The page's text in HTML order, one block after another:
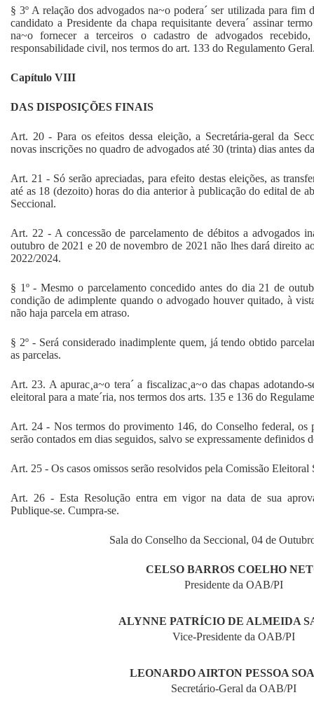
§ 3º A relação dos advogados na~o podera´ ser utilizada para fim
candidato a Presidente da chapa requisitante devera´ assinar
na~o fornecer a terceiros o cadastro de advogados
responsabilidade civil, nos termos do art. 133 do Regulamento
Capítulo VIII
DAS DISPOSIÇÕES FINAIS
Art. 20 - Para os efeitos dessa eleição, a Secretária-geral da
novas inscrições no quadro de advogados até 30 (trinta) dias antes
Art. 21 - Só serão apreciadas, para efeito destas eleições, as
até as 18 (dezoito) horas do dia anterior à publicação do edital de
Seccional.
Art. 22 - A concessão de parcelamento de débitos a advogados
outubro de 2021 e 20 de novembro de 2021 não lhes dará direito
2022/2024.
§ 1º - Mesmo o parcelamento concedido antes do dia 21 de
condição de adimplente quando o advogado houver quitado, à
não haja parcela em atraso.
§ 2º - Será considerado inadimplente quem, já tendo obtido
as parcelas.
Art. 23. A apurac¸a~o tera´ a fiscalizac¸a~o das chapas adotando-
eleitoral para a mate´ria, nos termos dos arts. 135 e 136 do
Art. 24 - Nos termos do provimento 146, do Conselho federal, os
serão contados em dias seguidos, salvo se expressamente definidos
Art. 25 - Os casos omissos serão resolvidos pela Comissão Eleitoral
Art. 26 - Esta Resolução entra em vigor na data de sua
Publique-se. Cumpra-se.
Sala do Conselho da Seccional, 04 de
CELSO BARROS COELHO
Presidente da OAB/PI
ALYNNE PATRÍCIO DE ALMEIDA
Vice-Presidente da OAB/PI
LEONARDO AIRTON PESSOA
Secretário-Geral da OAB/PI